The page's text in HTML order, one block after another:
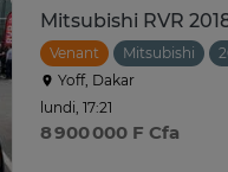
Mitsubishi RVR
Venant Mitsubishi
Yoff, Dakar
lundi, 17:21
8 900 000 F Cfa